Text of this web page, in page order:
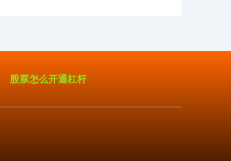
股票怎么开通杠杆